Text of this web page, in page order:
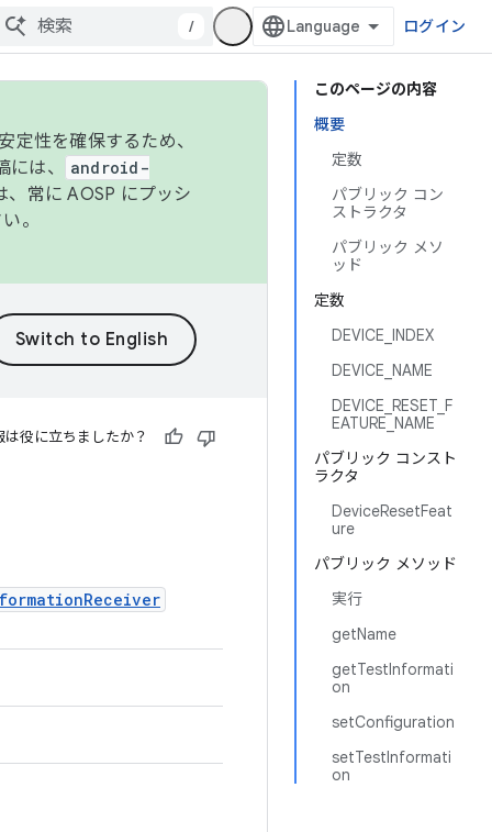
/ ログイン
このページの内容
概要
定数
パブリック コン
ストラクタ
パブリック メソ
ッド
定数
DEVICE_INDEX
DEVICE_NAME
DEVICE_RESET_F
EATURE_NAME
パブリック コンスト
ラクタ
DeviceResetFeat
ure
パブリック メソッド
実行
getName
getTestInformati
on
setConfiguration
setTestInformati
on
性を確保するため、
は、
android-
常に AOSP にプッシ
。
は役に立ちましたか？